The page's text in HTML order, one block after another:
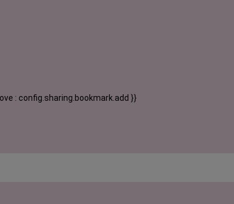
: config.sharing.bookmark.add }}